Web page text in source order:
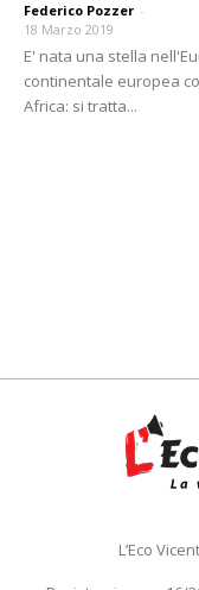
Federico Pozzer -
18 Marzo 2019
E' nata una stella
continentale europea
Africa: si tratta...
L’Eco